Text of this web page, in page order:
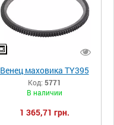
Венец маховика TY395
Код: 5771
В наличии
1 365,71 грн.